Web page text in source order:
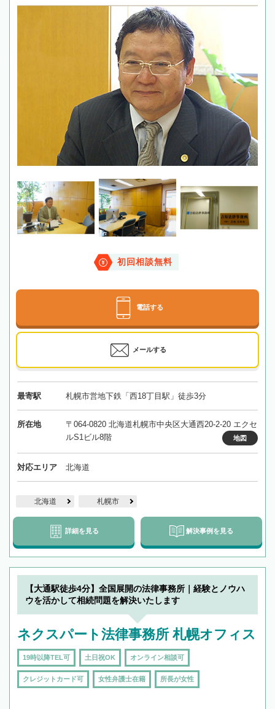
初回相談無料
電話する
メールする
最寄駅 札幌市営地下鉄「西18丁目駅」徒歩3分
所在地
〒064-0820 北海道札幌市中央区大通西20-2-20 エクセ
ルS1ビル8階
地図
対応エリア 北海道
北海道 札幌市
詳細を見る 解決事例を見る
【大通駅徒歩4分】全国展開の法律事務所｜経験とノウハ
ウを活かして相続問題を解決いたします
ネクスパート法律事務所 札幌オフィス
19時以降TEL可 土日祝OK オンライン相談可
クレジットカード可 女性弁護士在籍 所長が女性